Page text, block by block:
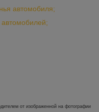
автомобиля;
от изображенной на фотографии